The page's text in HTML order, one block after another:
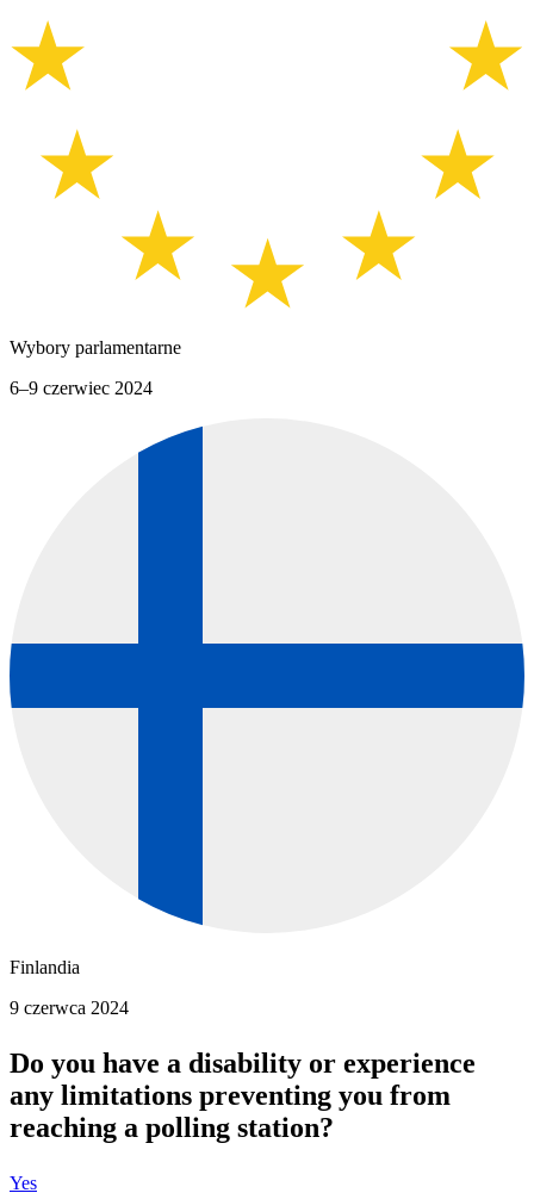
Wybory parlamentarne
6–9 czerwiec 2024
Finlandia
9 czerwca 2024
Do you have a disability or experience
any limitations preventing you from
reaching a polling station?
Yes